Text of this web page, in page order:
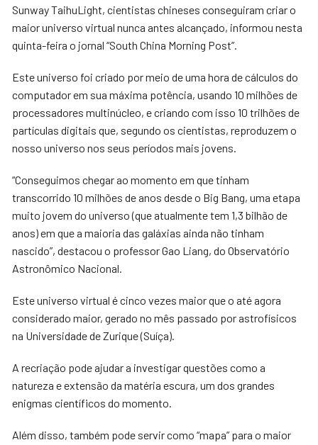
Sunway TaihuLight, cientistas chineses conseguiram criar o
maior universo virtual nunca antes alcançado, informou nesta
quinta-feira o jornal “South China Morning Post”.
Este universo foi criado por meio de uma hora de cálculos do
computador em sua máxima potência, usando 10 milhões de
processadores multinúcleo, e criando com isso 10 trilhões de
partículas digitais que, segundo os cientistas, reproduzem o
nosso universo nos seus períodos mais jovens.
“Conseguimos chegar ao momento em que tinham
transcorrido 10 milhões de anos desde o Big Bang, uma etapa
muito jovem do universo (que atualmente tem 1,3 bilhão de
anos) em que a maioria das galáxias ainda não tinham
nascido”, destacou o professor Gao Liang, do Observatório
Astronômico Nacional.
Este universo virtual é cinco vezes maior que o até agora
considerado maior, gerado no mês passado por astrofísicos
na Universidade de Zurique (Suíça).
A recriação pode ajudar a investigar questões como a
natureza e extensão da matéria escura, um dos grandes
enigmas científicos do momento.
Além disso, também pode servir como “mapa” para o maior